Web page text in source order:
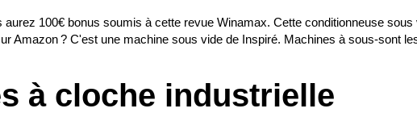
100€ bonus soumis à cette revue Winamax. Cette conditionneuse
Amazon ? C'est une machine sous vide de Inspiré. Machines à sous-sont
à cloche industrielle